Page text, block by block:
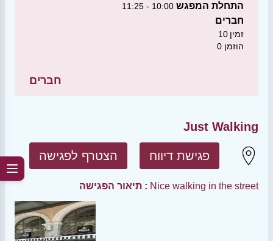
התחלת המפגש 10:00 - 11:25
חברים
10 זמין
0 הוזמן
חברים
Just Walking
הצטרף לפגישה פגישת דיווח
תיאור הפגישה : Nice walking in the street